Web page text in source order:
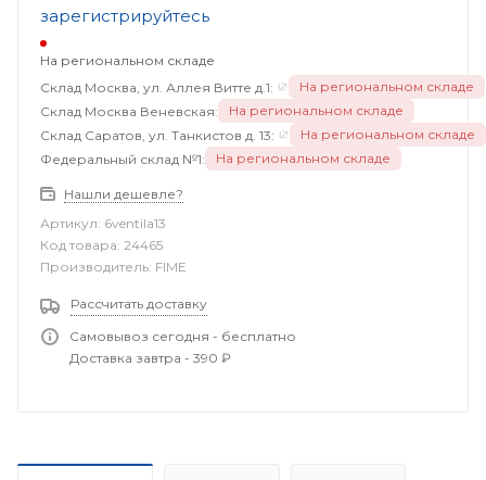
зарегистрируйтесь
На региональном складе
Склад Москва, ул. Аллея Витте д.1:
На региональном складе
Склад Москва Веневская:
На региональном складе
Склад Саратов, ул. Танкистов д. 13:
На региональном складе
Федеральный склад №1:
На региональном складе
Нашли дешевле?
Артикул: 6ventila13
Код товара: 24465
Производитель: FIME
Рассчитать доставку
Самовывоз сегодня - бесплатно
Доставка завтра - 390 ₽